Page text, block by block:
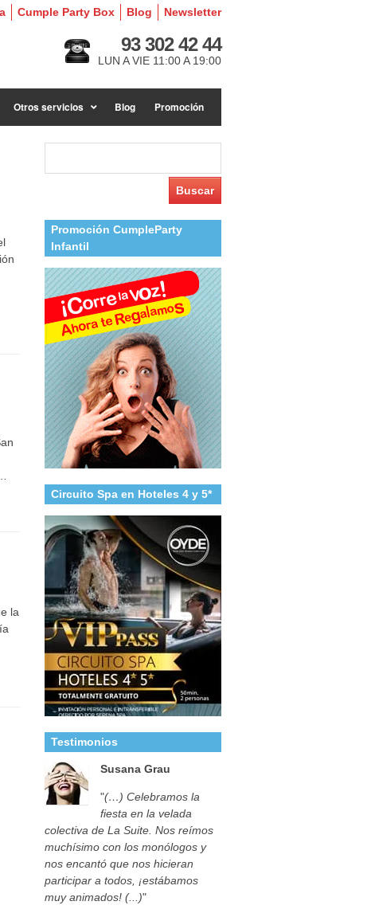
Newsletter
Blog
Cumple Party Box
93 302 42 44
LUN A VIE 11:00 A 19:00
Otros servicios Blog Promoción
la
Promoción CumpleParty
Infantil
Circuito Spa en Hoteles 4 y 5*
Testimonios
Susana Grau
"(…) Celebramos la
fiesta en la velada
colectiva de La Suite. Nos reímos
muchísimo con los monólogos y
nos encantó que nos hicieran
participar a todos, ¡estábamos
muy animados! (...)"